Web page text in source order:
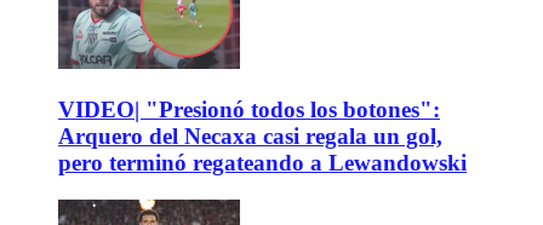
VIDEO| "Presionó todos los botones":
Arquero del Necaxa casi regala un gol,
pero terminó regateando a Lewandowski